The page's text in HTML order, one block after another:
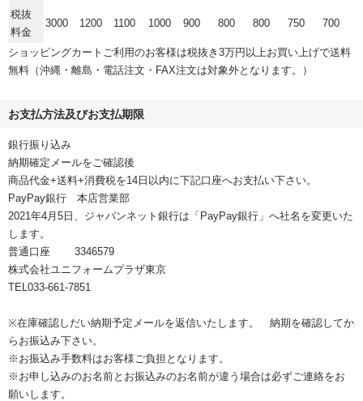
税抜
料金
3000 1200 1100 1000 900 800 800 750 700
ショッピングカートご利用のお客様は税抜き3万円以上お買い上げで送料
無料（沖縄・離島・電話注文・FAX注文は対象外となります。）
お支払方法及びお支払期限
銀行振り込み
納期確定メールをご確認後
商品代金+送料+消費税を14日以内に下記口座へお支払い下さい。
PayPay銀行 本店営業部
2021年4月5日、ジャパンネット銀行は「PayPay銀行」へ社名を変更いた
します。
普通口座 3346579
株式会社ユニフォームプラザ東京
TEL033-661-7851
※在庫確認しだい納期予定メールを返信いたします。 納期を確認してか
らお振込み下さい。
※お振込み手数料はお客様ご負担となります。
※お申し込みのお名前とお振込みのお名前が違う場合は必ずご連絡をお
願いします。